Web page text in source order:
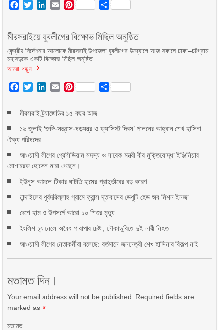
Facebook
TwitterLinkedIn
EmailPinterest Share
মীরসরাইয়ে যুবলীগের বিক্ষোভ মিছিল অনুষ্ঠিত
কেন্দ্রীয় নির্দেশনার আলোকে মীরসরাই উপজেলা যুবলীগের উদ্যোগে আজ সকালে ঢাকা–চট্টগ্রাম
মহাসড়কে একটি বিক্ষোভ মিছিল অনুষ্ঠিত
আরো পড়ুন
Facebook
TwitterLinkedIn
EmailPinterest Share
মীরসরাই ট্র্যাজেডির ১৫ বছর আজ
১৬ জুলাই ‘জঙ্গি-সন্ত্রাস-ষড়যন্ত্র ও ফ্যাসিস্ট দিবস’ পালনের আহ্বান শেখ হাসিনা
ঐক্য পরিষদের
আওয়ামী লীগের প্রেসিডিয়াম সদস্য ও সাবেক মন্ত্রী বীর মুক্তিযোদ্ধা ইঞ্জিনিয়ার
মোশাররফ হোসেন মারা গেছেন।
ইউনূস আমলে টিকার ঘাটতি হামের প্রাদুর্ভাবের বড় কারণ
নান্দাইলের পূর্বদরিল্লাহ গ্রামে ফ্রান্স দূতাবাসের ডেপুটি হেড অব মিশন ইনজা
দেশে হাম ও উপসর্গে আরো ১০ শিশুর মৃত্যু
ইংলিশ চ্যানেলে অবৈধ পারাপার চেষ্টা, নৌকাডুবিতে দুই নারী নিহত
আওয়ামী লীগের নেতাকর্মীরা বলেছে: বর্তমানে জননেত্রী শেখ হাসিনার বিকল্প নাই
মতামত দিন।
Your email address will not be published. Required fields are
marked as *
মতামত :